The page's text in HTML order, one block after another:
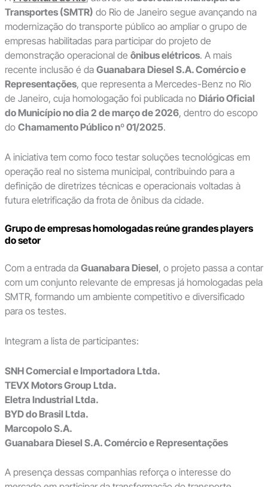
Transportes (SMTR) do Rio de Janeiro segue avançando na
modernização do transporte público ao ampliar o grupo de
empresas habilitadas para participar do projeto de
demonstração operacional de ônibus elétricos. A mais
recente inclusão é da Guanabara Diesel S.A. Comércio e
Representações, que representa a Mercedes-Benz no Rio
de Janeiro, cuja homologação foi publicada no Diário Oficial
do Município no dia 2 de março de 2026, dentro do escopo
do Chamamento Público nº 01/2025.
A iniciativa tem como foco testar soluções tecnológicas em
operação real no sistema municipal, contribuindo para a
definição de diretrizes técnicas e operacionais voltadas à
futura eletrificação da frota de ônibus da cidade.
Grupo de empresas homologadas reúne grandes players
do setor
Com a entrada da Guanabara Diesel, o projeto passa a contar
com um conjunto relevante de empresas já homologadas pela
SMTR, formando um ambiente competitivo e diversificado
para os testes.
Integram a lista de participantes:
SNH Comercial e Importadora Ltda.
TEVX Motors Group Ltda.
Eletra Industrial Ltda.
BYD do Brasil Ltda.
Marcopolo S.A.
Guanabara Diesel S.A. Comércio e Representações
A presença dessas companhias reforça o interesse do